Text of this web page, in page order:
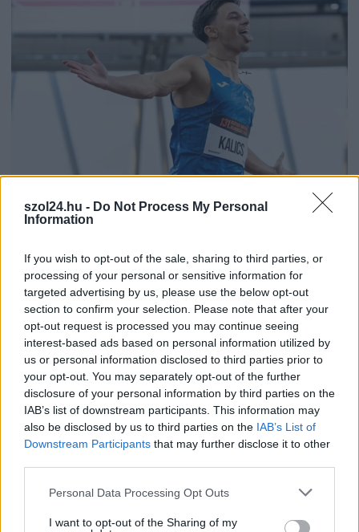
szol24.hu - Do Not Process My Personal
Information
If you wish to opt-out of the sale, sharing to third parties, or
processing of your personal or sensitive information for
targeted advertising by us, please use the below opt-out
section to confirm your selection. Please note that after your
opt-out request is processed you may continue seeing
interest-based ads based on personal information utilized by
us or personal information disclosed to third parties prior to
your opt-out. You may separately opt-out of the further
disclosure of your personal information by third parties on the
IAB’s list of downstream participants. This information may
also be disclosed by us to third parties on the IAB’s List of
Downstream Participants that may further disclose it to other
Please note that this website/app uses one or more Google
not limited to your visit or usage behaviour. You may click to
Personal Data Processing Opt Outs
I want to opt-out of the Sharing of my
2026.07.30.
létszámú válogatott utazik az U20-as atlétikai
világbajnokságra
Minden idők egyik legnépesebb magyar keretével
képviselteti magát a hazai atlétika a jövő héten
megrendezendő U20-as...
Sport